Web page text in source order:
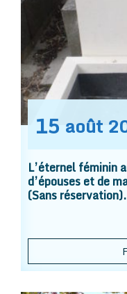
15 août
L’éternel féminin
d’épouses et de
(Sans réservation).